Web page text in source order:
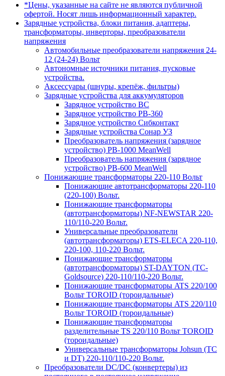
*Цены, указанные на сайте не являются публичной
офертой. Носят лишь информационный характер.
Зарядные устройства, блоки питания, адаптеры,
трансформаторы, инверторы, преобразователи
напряжения
Автомобильные преобразователи напряжения 24-
12 (24-24) Вольт
Автономные источники питания, пусковые
устройства.
Аксессуары (шнуры, крепёж, фильтры)
Зарядные устройства для аккумуляторов
Зарядное устройство BC
Зарядное устройство PB-360
Зарядное устройство Сибконтакт
Зарядные устройства Сонар УЗ
Преобразователь напряжения (зарядное
устройство) PB-1000 MeanWell
Преобразователь напряжения (зарядное
устройство) PB-600 MeanWell
Понижающие трансформаторы 220-110 Вольт
Понижающие автотрансформаторы 220-110
(220-100) Вольт.
Понижающие трансформаторы
(автотрансформаторы) NF-NEWSTAR 220-
110/110-220 Вольт.
Универсальные преобразователи
(автотрансформаторы) ETS-ELECA 220-110,
220-100, 110-220 Вольт.
Понижающие трансформаторы
(автотрансформаторы) ST-DAYTON (TC-
Goldsource) 220-110/110-220 Вольт.
Понижающие трансформаторы ATS 220/100
Вольт TOROID (тороидальные)
Понижающие трансформаторы ATS 220/110
Вольт TOROID (тороидальные)
Понижающие трансформаторы
разделительные TS 220/110 Вольт TOROID
(тороидальные)
Универсальные трансформаторы Johsun (TС
и DT) 220-110/110-220 Вольт.
Преобразователи DC/DC (конвертеры) из